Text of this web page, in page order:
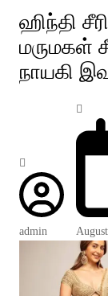
ஹிந்தி
மருமகள்
நாயகி
admin